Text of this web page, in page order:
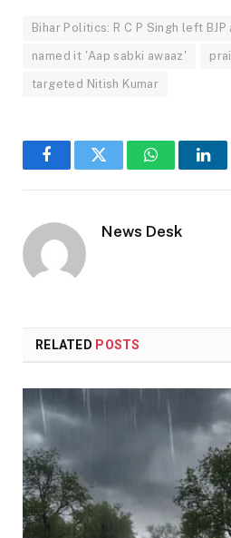
Bihar Politics: R C P Singh left
named it 'Aap sabki awaaz'
targeted Nitish Kumar
FacebookTwitter WhatsApp
News Desk
RELATED POSTS